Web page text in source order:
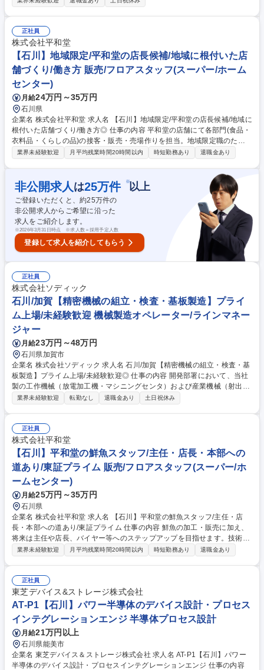
分析 ・設計・施工部門との連携によるプロジェクト推進 ・新規顧客の開
拓および既存顧客の深耕営業 ・導入後のフォローアップ 募集職種 店舗・
商業施設向け法人営業（店舗什器、陳列什器、内装、ディスプレイ等）
正社員
株式会社平和堂
【石川】地域限定/平和堂の店長候補/地域に根付いた店
舗づくり/働き方 販売/フロアスタッフ(スーパー/ホーム
センター)
月給24万円～35万円
石川県
企業名 株式会社平和堂 求人名 【石川】地域限定/平和堂の店長候補/地域に
根付いた店舗づくり/働き方◎ 仕事の内容 平和堂の店舗にて各部門(食品・
衣料品・くらしの品)の接客・販売・売場作りを担当。地域限定職のた
め、転居を伴う異動はなく、住み慣れた街で長く安定してキャリアを築く
し、鮮度管理、売場演出等。季節の行事や地域の特性に合わせた売場提案
を行い、お客様の生活を彩るお仕事です。チームで協力しながら「活気あ
る店づくり」を目指します。 【魅力】転居を伴う異動がない「限定勤務地
制度」により、ライフイベントに合わせ柔軟な働き方が実現。地域に貢献
している実感を得ながら成長できます。 募集職種 【石川】地域限定/平和
堂の店長候補/地域に根付いた店舗づくり/働き方◎
業界未経験歓迎 月平均残業時間20時間以内 時短勤務あり 退職金あり
非公開求人 は25万件 ※以上
ご登録いただくと、約25万件の
非公開求人からご希望に沿った
求人をご紹介します。
※2026年3月31日時点 ※求人数＝採用予定人数
登録して求人を紹介してもらう
正社員
株式会社ソディック
石川/加賀【精密機械の組立・検査・基板製造】プライ
ム上場/未経験歓迎 機械製造オペレーター/ラインマネー
ジャー
月給23万円～48万円
石川県加賀市
企業名 株式会社ソディック 求人名 石川/加賀【精密機械の組立・検査・基
板製造】プライム上場/未経験歓迎◎ 仕事の内容 開発部署において、当社
製の工作機械（放電加工機・マシニングセンタ）および産業機械（射出成
形機）に使用されるプリント基板の実装業務、ならびに各種機械の組立・
査・動作確認 募集職種 石川/加賀【精密機械の組立・検査・基板製造】プ
ライム上場/未経験歓迎◎
業界未経験歓迎 転勤なし 退職金あり 土日祝休み
正社員
株式会社平和堂
【石川】平和堂の鮮魚スタッフ/主任・店長・本部への
道あり/東証プライム 販売/フロアスタッフ(スーパー/ホ
ームセンター)
月給25万円～35万円
石川県
企業名 株式会社平和堂 求人名 【石川】平和堂の鮮魚スタッフ/主任・店
長・本部への道あり/東証プライム 仕事の内容 鮮魚の加工・販売に加え、
将来は主任や店長、バイヤー等へのステップアップを目指せます。技術を
磨くだけでなく、マネジメントや仕入れ、店舗運営など、東証プライム企
企画、パートの育成・シフト管理 【魅力】技術を活かし主任(チーフ)/店
長/バイヤー等へ昇進が可能 東証プライム上場の安定環境。残業代は1分単
位支給で福利厚生も充実 現場の裁量が大きく、個人のアイデアが売上に直
結する商売の醍醐味 独自の技術研修や階層別研修があり、経営・管理スキ
ルを習得できます。 募集職種 【石川】平和堂の鮮魚スタッフ/主任・店
長・本部への道あり/東証プライム
業界未経験歓迎 月平均残業時間20時間以内 時短勤務あり 退職金あり
正社員
東芝デバイス&ストレージ株式会社
AT-P1【石川】パワー半導体のデバイス設計・プロセス
インテグレーションエンジ 半導体プロセス設計
月給21万円以上
石川県能美市
企業名 東芝デバイス＆ストレージ株式会社 求人名 AT-P1【石川】パワー
半導体のデバイス設計・プロセスインテグレーションエンジ 仕事の内容